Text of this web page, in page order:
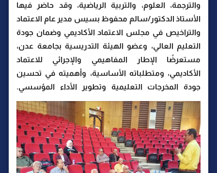
والترجمة، العلوم، والتربية الرياضية، وقد حاضر فيها
الأستاذ الدكتور/سالم محفوظ بسيس مدير عام الاعتماد
والتراخيص في مجلس الاعتماد الأكاديمي وضمان جودة
التعليم العالي، وعضو الهيئة التدريسية بجامعة عدن،
مستعرضًا الإطار المفاهيمي والإجرائي للاعتماد
الأكاديمي، ومتطلباته الأساسية، وأهميته في تحسين
جودة المخرجات التعليمية وتطوير الأداء المؤسسي.